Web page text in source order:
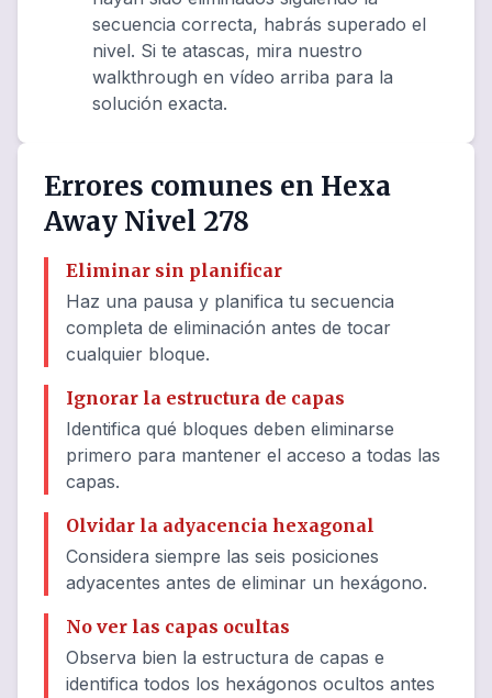
secuencia correcta, habrás superado el
nivel. Si te atascas, mira nuestro
walkthrough en vídeo arriba para la
solución exacta.
Errores comunes en Hexa
Away Nivel 278
Eliminar sin planificar
Haz una pausa y planifica tu secuencia
completa de eliminación antes de tocar
cualquier bloque.
Ignorar la estructura de capas
Identifica qué bloques deben eliminarse
primero para mantener el acceso a todas las
capas.
Olvidar la adyacencia hexagonal
Considera siempre las seis posiciones
adyacentes antes de eliminar un hexágono.
No ver las capas ocultas
Observa bien la estructura de capas e
identifica todos los hexágonos ocultos antes